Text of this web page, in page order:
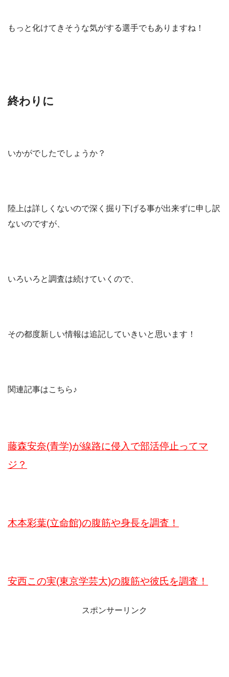
もっと化けてきそうな気がする選手でもありますね！
終わりに
いかがでしたでしょうか？
陸上は詳しくないので深く掘り下げる事が出来ずに申し訳
ないのですが、
いろいろと調査は続けていくので、
その都度新しい情報は追記していきいと思います！
関連記事はこちら♪
藤森安奈(青学)が線路に侵入で部活停止ってマ
ジ？
木本彩葉(立命館)の腹筋や身長を調査！
安西この実(東京学芸大)の腹筋や彼氏を調査！
スポンサーリンク